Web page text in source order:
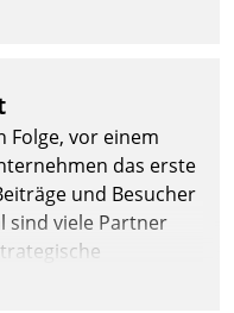
Folge, vor einem
das erste
und Besucher
sind viele Partner